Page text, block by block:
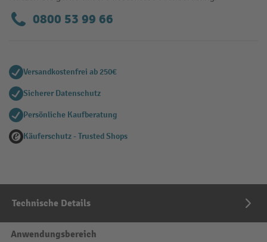
0800 53 99 66
Versandkostenfrei ab 250€
Sicherer Datenschutz
Persönliche Kaufberatung
Käuferschutz - Trusted Shops
Technische Details
Anwendungsbereich